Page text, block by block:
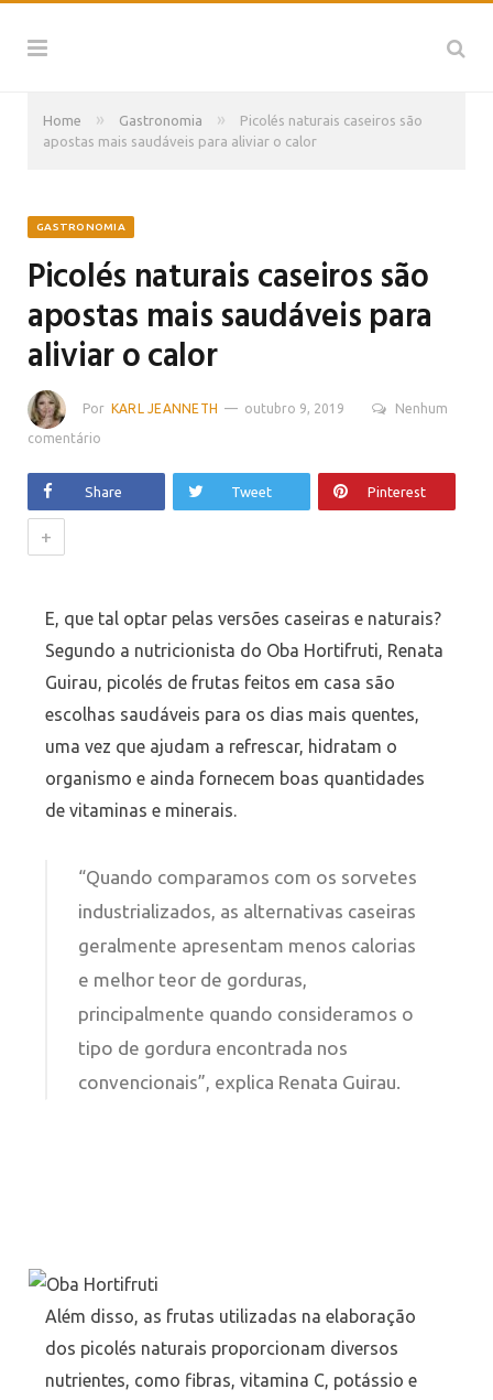
Home » Gastronomia »
Picolés naturais caseiros são
apostas mais saudáveis para aliviar o calor
GASTRONOMIA
Picolés naturais caseiros são
apostas mais saudáveis para
aliviar o calor
Por KARL JEANNETH outubro 9, 2019 Nenhum
comentário
Share Tweet Pinterest
+
E, que tal optar pelas versões caseiras e naturais?
Segundo a nutricionista do Oba Hortifruti, Renata
Guirau, picolés de frutas feitos em casa são
escolhas saudáveis para os dias mais quentes,
uma vez que ajudam a refrescar, hidratam o
organismo e ainda fornecem boas quantidades
de vitaminas e minerais.
“Quando comparamos com os sorvetes
industrializados, as alternativas caseiras
geralmente apresentam menos calorias
e melhor teor de gorduras,
principalmente quando consideramos o
tipo de gordura encontrada nos
convencionais”, explica Renata Guirau.
Além disso, as frutas utilizadas na elaboração
dos picolés naturais proporcionam diversos
nutrientes, como fibras, vitamina C, potássio e